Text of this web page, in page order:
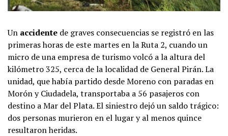
Un accidente de graves consecuencias se registró en las
primeras horas de este martes en la Ruta 2, cuando un
micro de una empresa de turismo volcó a la altura del
kilómetro 325, cerca de la localidad de General Pirán. La
unidad, que había partido desde Moreno con paradas en
Morón y Ciudadela, transportaba a 56 pasajeros con
destino a Mar del Plata. El siniestro dejó un saldo trágico:
dos personas murieron en el lugar y al menos quince
resultaron heridas.